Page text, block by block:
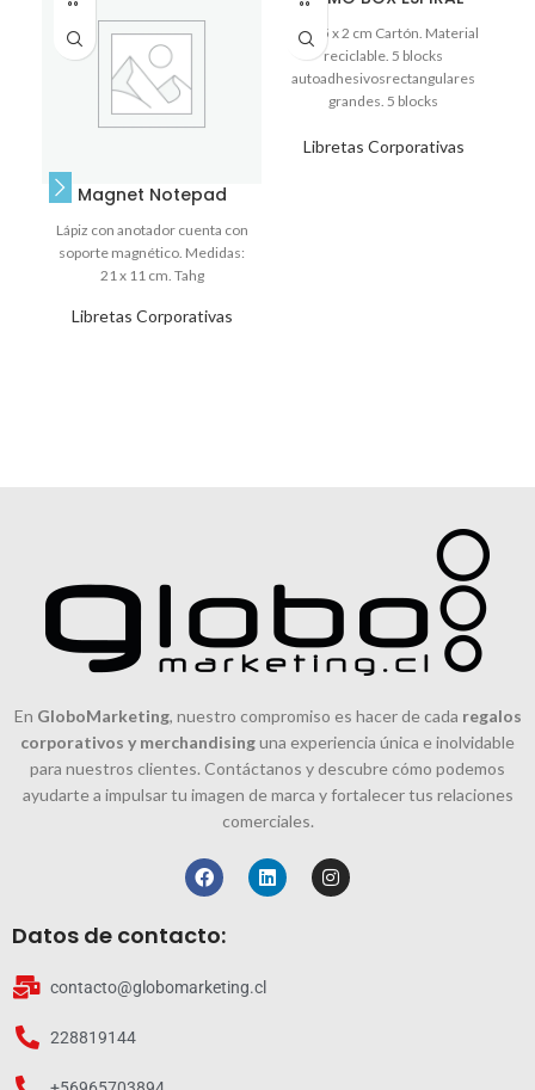
Magnet Notepad
Libretas Corporativas
Lápiz con anotador cuenta con
soporte magnético. Medidas:
21 x 11 cm. Tahg
Libretas Corporativas
7 x 7,5 x 2 cm Cartón. Material
reciclable. 5 blocks
autoadhesivosrectangulares
grandes. 5 blocks
chicos. Anillado.
En GloboMarketing, nuestro compromiso es hacer de cada regalos
corporativos y merchandisinguna experiencia única e inolvidable
para nuestros clientes. Contáctanos y descubre cómo podemos
ayudarte a impulsar tu imagen de marca y fortalecer tus relaciones
comerciales.
Datos de contacto:
contacto@globomarketing.cl
228819144